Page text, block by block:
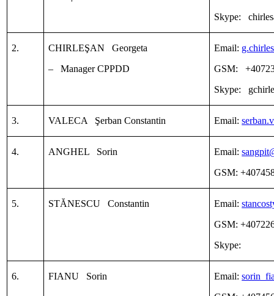
Skype:
2.
CHIRLEŞAN Georgeta
– Manager CPPDD
Email:
GSM:
Skype:
3. VALECA Şerban Constantin Email:
4. ANGHEL Sorin Email:
GSM:
5. STĂNESCU Constantin Email:
GSM:
Skype:
6. FIANU Sorin Email: